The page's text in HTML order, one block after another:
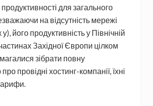
продуктивності для загального
на відсутність мережі
його продуктивність у Північній
Західної Європи цілком
зібрати повну
провідні хостинг-компанії, їхні